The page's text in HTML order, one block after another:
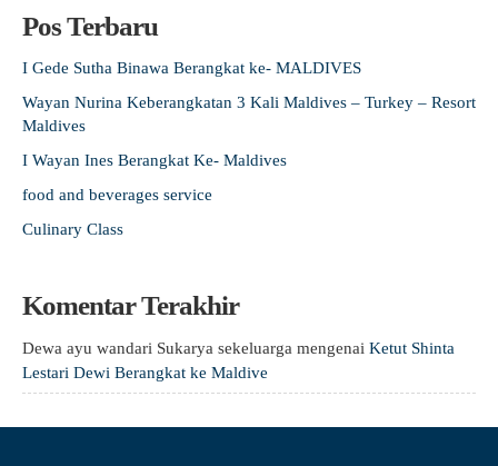
Pos Terbaru
I Gede Sutha Binawa Berangkat ke- MALDIVES
Wayan Nurina Keberangkatan 3 Kali Maldives – Turkey – Resort
Maldives
I Wayan Ines Berangkat Ke- Maldives
food and beverages service
Culinary Class
Komentar Terakhir
Dewa ayu wandari Sukarya sekeluarga mengenai Ketut Shinta
Lestari Dewi Berangkat ke Maldive